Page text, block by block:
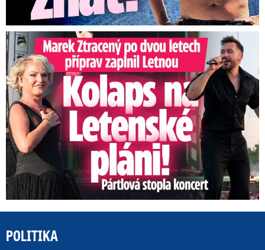
Marek Ztracený na Letné: Pártlová stopla koncert
POLITIKA